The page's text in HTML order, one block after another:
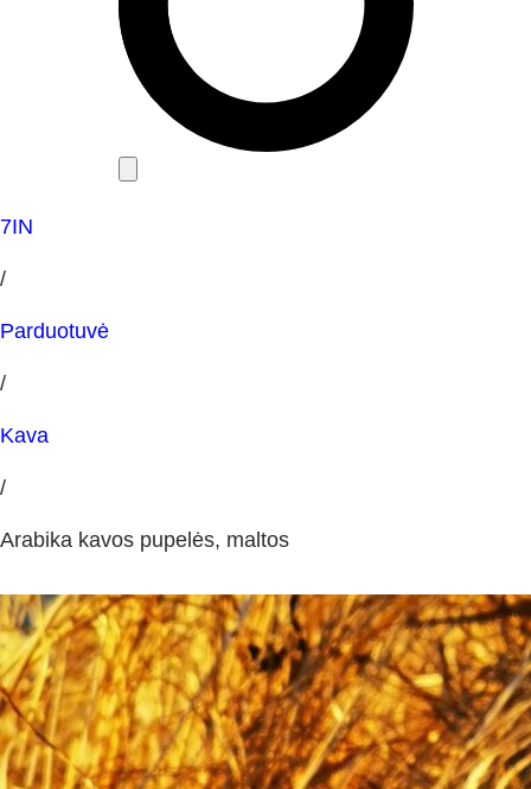
7IN
/
Parduotuvė
/
Kava
/
Arabika kavos pupelės, maltos